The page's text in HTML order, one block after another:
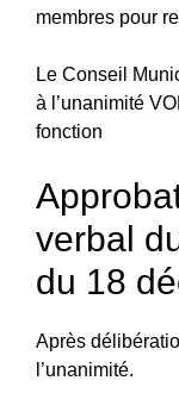
membres pour
Le Conseil
à l’unanimité
fonction
verbal
du 18
Après
l’unanimité.